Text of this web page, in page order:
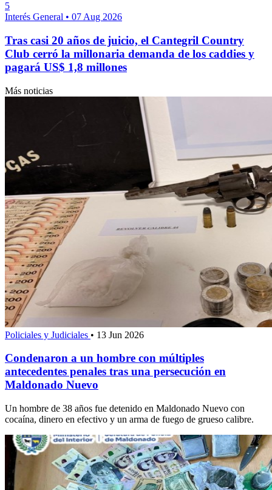
5
Interés General • 07 Aug 2026
Tras casi 20 años de juicio, el Cantegril Country
Club cerró la millonaria demanda de los caddies y
pagará US$ 1,8 millones
Más noticias
Policiales y Judiciales • 13 Jun 2026
Condenaron a un hombre con múltiples
antecedentes penales tras una persecución en
Maldonado Nuevo
Un hombre de 38 años fue detenido en Maldonado Nuevo con
cocaína, dinero en efectivo y un arma de fuego de grueso calibre.